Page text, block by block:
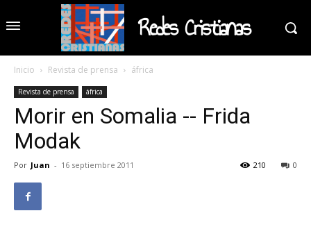
Redes Cristianas
Inicio Revista de prensa áfrica
Revista de prensa áfrica
Morir en Somalia -- Frida
Modak
Por Juan - 16 septiembre 2011 0
210